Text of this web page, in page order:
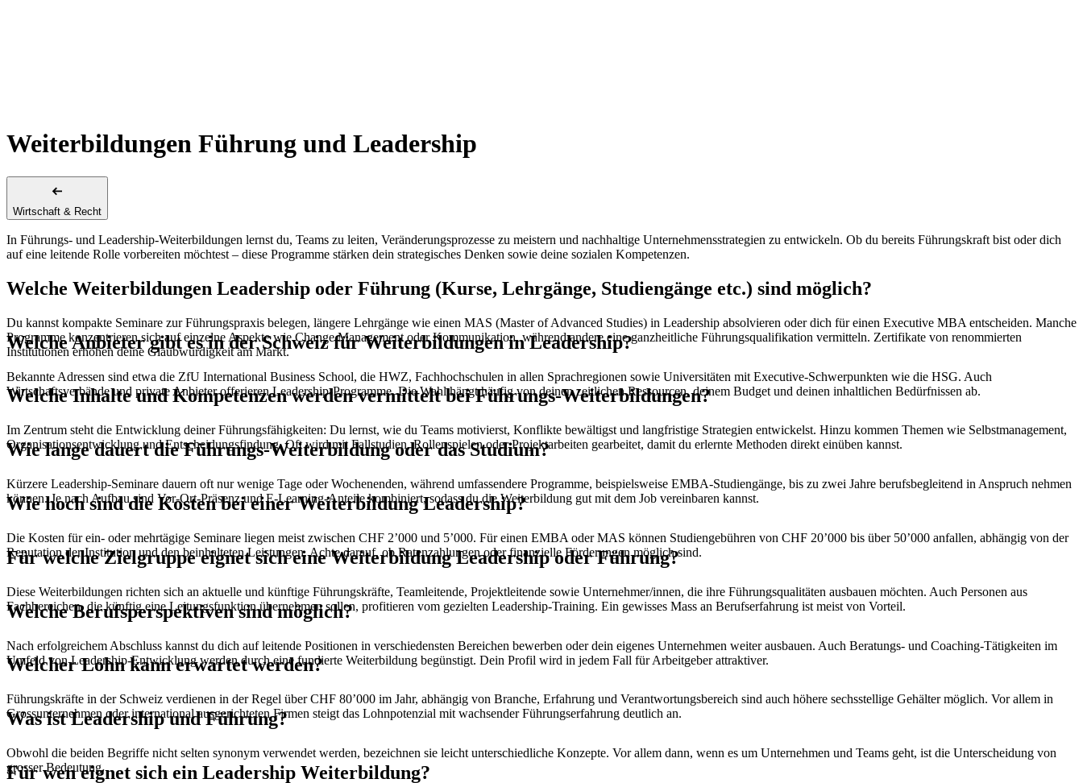
Weiterbildungen Führung und Leadership
Wirtschaft & Recht
In Führungs- und Leadership-Weiterbildungen lernst du, Teams zu leiten, Veränderungsprozesse zu meistern und nachhaltige Unternehmensstrategien zu entwickeln. Ob du bereits Führungskraft bist oder dich
auf eine leitende Rolle vorbereiten möchtest – diese Programme stärken dein strategisches Denken sowie deine sozialen Kompetenzen.
Welche Weiterbildungen Leadership oder Führung (Kurse, Lehrgänge, Studiengänge etc.) sind möglich?
Du kannst kompakte Seminare zur Führungspraxis belegen, längere Lehrgänge wie einen MAS (Master of Advanced Studies) in Leadership absolvieren oder dich für einen Executive MBA entscheiden. Manche
Programme konzentrieren sich auf einzelne Aspekte wie Change Management oder Kommunikation, während andere eine ganzheitliche Führungsqualifikation vermitteln. Zertifikate von renommierten
Institutionen erhöhen deine Glaubwürdigkeit am Markt.
Welche Anbieter gibt es in der Schweiz für Weiterbildungen in Leadership?
Bekannte Adressen sind etwa die ZfU International Business School, die HWZ, Fachhochschulen in allen Sprachregionen sowie Universitäten mit Executive-Schwerpunkten wie die HSG. Auch
Wirtschaftsverbände und private Anbieter offerieren Leadership-Programme. Die Wahl hängt häufig von deinen zeitlichen Ressourcen, deinem Budget und deinen inhaltlichen Bedürfnissen ab.
Welche Inhalte und Kompetenzen werden vermittelt bei Führungs-Weiterbildungen?
Im Zentrum steht die Entwicklung deiner Führungsfähigkeiten: Du lernst, wie du Teams motivierst, Konflikte bewältigst und langfristige Strategien entwickelst. Hinzu kommen Themen wie Selbstmanagement,
Organisationsentwicklung und Entscheidungsfindung. Oft wird mit Fallstudien, Rollenspielen oder Projektarbeiten gearbeitet, damit du erlernte Methoden direkt einüben kannst.
Wie lange dauert die Führungs-Weiterbildung oder das Studium?
Kürzere Leadership-Seminare dauern oft nur wenige Tage oder Wochenenden, während umfassendere Programme, beispielsweise EMBA-Studiengänge, bis zu zwei Jahre berufsbegleitend in Anspruch nehmen
können. Je nach Aufbau sind Vor-Ort-Präsenz und E-Learning-Anteile kombiniert, sodass du die Weiterbildung gut mit dem Job vereinbaren kannst.
Wie hoch sind die Kosten bei einer Weiterbildung Leadership?
Die Kosten für ein- oder mehrtägige Seminare liegen meist zwischen CHF 2’000 und 5’000. Für einen EMBA oder MAS können Studiengebühren von CHF 20’000 bis über 50’000 anfallen, abhängig von der
Reputation der Institution und den beinhalteten Leistungen. Achte darauf, ob Ratenzahlungen oder finanzielle Förderungen möglich sind.
Für welche Zielgruppe eignet sich eine Weiterbildung Leadership oder Führung?
Diese Weiterbildungen richten sich an aktuelle und künftige Führungskräfte, Teamleitende, Projektleitende sowie Unternehmer/innen, die ihre Führungsqualitäten ausbauen möchten. Auch Personen aus
Fachbereichen, die künftig eine Leitungsfunktion übernehmen sollen, profitieren vom gezielten Leadership-Training. Ein gewisses Mass an Berufserfahrung ist meist von Vorteil.
Welche Berufsperspektiven sind möglich?
Nach erfolgreichem Abschluss kannst du dich auf leitende Positionen in verschiedensten Bereichen bewerben oder dein eigenes Unternehmen weiter ausbauen. Auch Beratungs- und Coaching-Tätigkeiten im
Umfeld von Leadership-Entwicklung werden durch eine fundierte Weiterbildung begünstigt. Dein Profil wird in jedem Fall für Arbeitgeber attraktiver.
Welcher Lohn kann erwartet werden?
Führungskräfte in der Schweiz verdienen in der Regel über CHF 80’000 im Jahr, abhängig von Branche, Erfahrung und Verantwortungsbereich sind auch höhere sechsstellige Gehälter möglich. Vor allem in
Grossunternehmen oder international ausgerichteten Firmen steigt das Lohnpotenzial mit wachsender Führungserfahrung deutlich an.
Was ist Leadership und Führung?
Obwohl die beiden Begriffe nicht selten synonym verwendet werden, bezeichnen sie leicht unterschiedliche Konzepte. Vor allem dann, wenn es um Unternehmen und Teams geht, ist die Unterscheidung von
grosser Bedeutung.
Für wen eignet sich ein Leadership Weiterbildung?